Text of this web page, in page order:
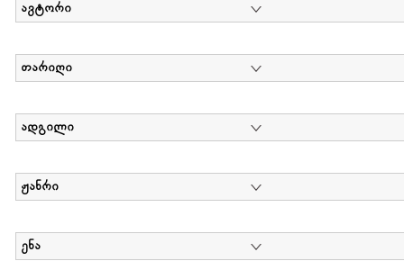
ავტორი
თარიღი
ადგილი
ჟანრი
ენა